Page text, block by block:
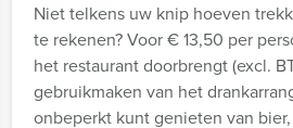
Niet telkens uw knip hoeven
te rekenen? Voor € 13,50 per
het restaurant doorbrengt (excl.
gebruikmaken van het
onbeperkt kunt genieten van